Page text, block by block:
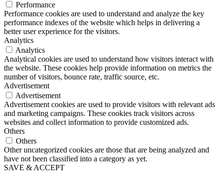
Performance
Performance cookies are used to understand and analyze the key
performance indexes of the website which helps in delivering a
better user experience for the visitors.
Analytics
Analytics
Analytical cookies are used to understand how visitors interact with
the website. These cookies help provide information on metrics the
number of visitors, bounce rate, traffic source, etc.
Advertisement
Advertisement
Advertisement cookies are used to provide visitors with relevant ads
and marketing campaigns. These cookies track visitors across
websites and collect information to provide customized ads.
Others
Others
Other uncategorized cookies are those that are being analyzed and
have not been classified into a category as yet.
SAVE & ACCEPT